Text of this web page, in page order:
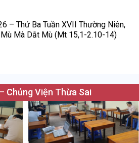
– Thứ Ba Tuần XVII Thường Niên,
Mà Dắt Mù (Mt 15,1-2.10-14)
Chủng Viện Thừa Sai